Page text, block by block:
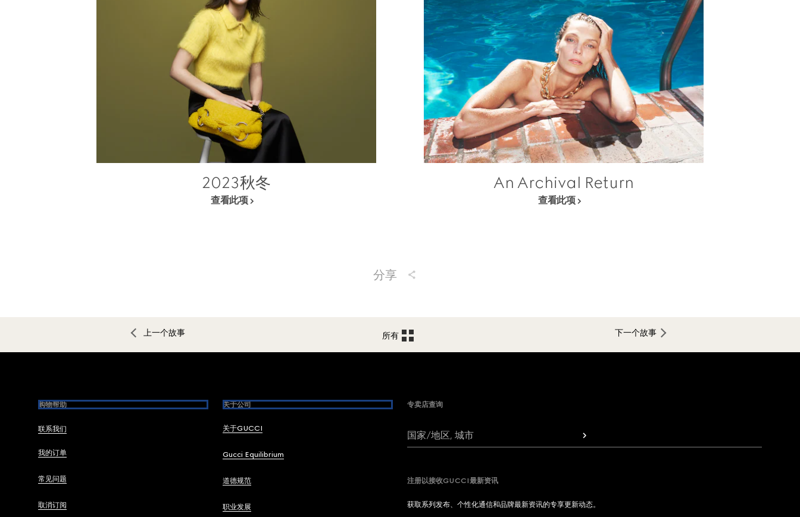
2023秋冬
查看此项
An Archival Return
查看此项
分享
上一个故事 所有 下一个故事
购物帮助
联系我们
我的订单
常见问题
取消订阅
关于公司
关于GUCCI
Gucci Equilibrium
道德规范
职业发展
专卖店查询
国家/地区, 城市
注册以接收GUCCI最新资讯
获取系列发布、个性化通信和品牌最新资讯的专享更新动态。